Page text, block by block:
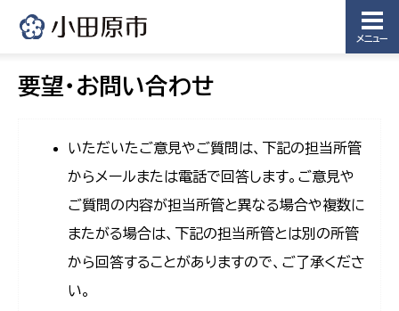
メニュー
要望・お問い合わせ
いただいたご意見やご質問は、下記の担当所管
からメールまたは電話で回答します。ご意見や
ご質問の内容が担当所管と異なる場合や複数に
またがる場合は、下記の担当所管とは別の所管
から回答することがありますので、ご了承くださ
い。